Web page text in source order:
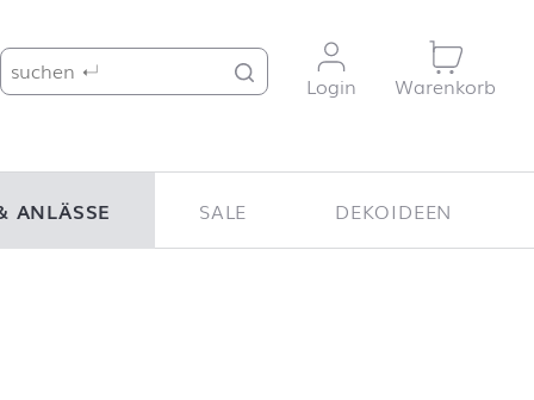
Suche nach:
Login
Warenkorb
ANLÄSSE SALE DEKOIDEEN